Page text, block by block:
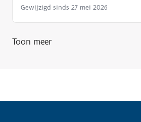
Gewijzigd sinds 27 mei 2026
Toon meer